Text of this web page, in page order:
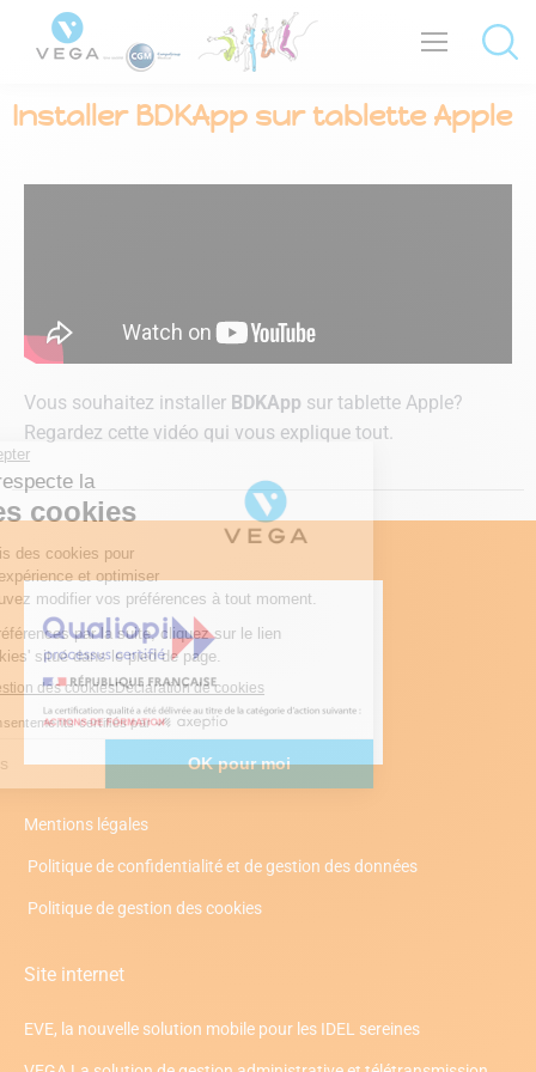
Installer BDKApp sur tablette Apple
Vous souhaitez installer BDKApp sur tablette Apple?
Regardez cette vidéo qui vous explique tout.
Mentions légales
Politique de confidentialité et de gestion des données
Politique de gestion des cookies
Site internet
EVE, la nouvelle solution mobile pour les IDEL sereines